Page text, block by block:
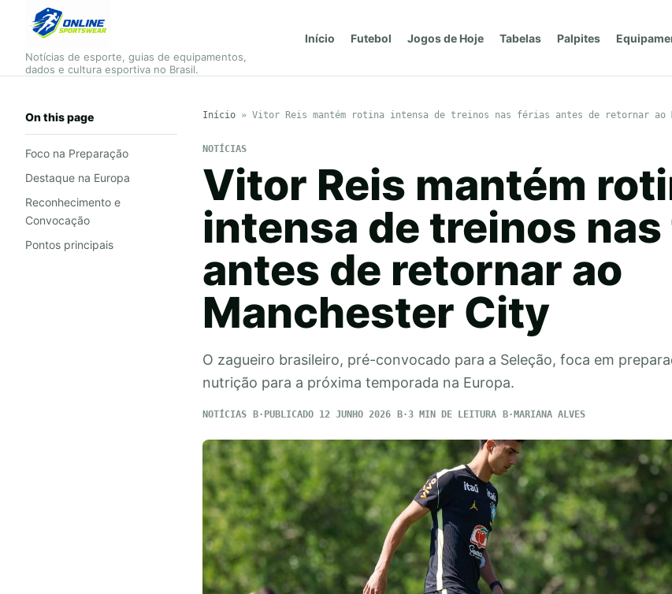
Notícias de esporte, guias de equipamentos,
dados e cultura esportiva no Brasil.
Início Futebol Jogos de Hoje Tabelas Palpites
On this page
Foco na Preparação
Destaque na Europa
Reconhecimento e
Convocação
Pontos principais
Início» Vitor Reis mantém rotina intensa de treinos nas férias antes de retornar ao
NOTÍCIAS
Vitor Reis mantém
intensa de treinos
antes de retornar ao
Manchester City
O zagueiro brasileiro, pré-convocado para a Seleção, foca em
nutrição para a próxima temporada na Europa.
NOTÍCIAS PUBLICADO 12 JUNHO 2026 3 MIN DE LEITURA MARIANA ALVES